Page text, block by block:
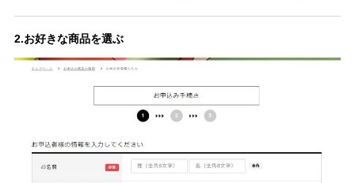
2.お好きな商品を選ぶ